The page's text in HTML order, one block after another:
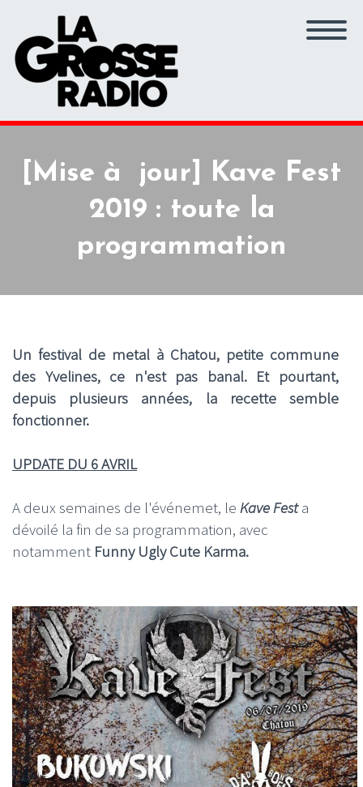
[Mise à jour] Kave Fest
2019 : toute la
programmation
Un festival de metal à Chatou, petite commune
des Yvelines, ce n'est pas banal. Et pourtant,
depuis plusieurs années, la recette semble
fonctionner.
UPDATE DU 6 AVRIL
A deux semaines de l'événemet, le Kave Festa
dévoilé la fin de sa programmation, avec
notamment Funny Ugly Cute Karma.